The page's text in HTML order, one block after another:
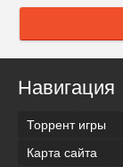
Навигация
Торрент игры
Карта сайта